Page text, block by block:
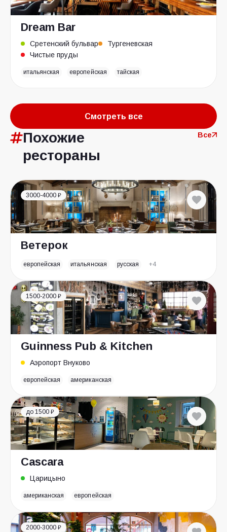
Dream Bar
Сретенский бульвар
Тургеневская
Чистые пруды
итальянская европейская тайская
Смотреть все
Похожие
рестораны
Все
3000-4000 ₽
Ветерок
европейская итальянская русская +4
1500-2000 ₽
Guinness Pub & Kitchen
Аэропорт Внуково
европейская американская
до 1500 ₽
Cascara
Царицыно
американская европейская
2000-3000 ₽